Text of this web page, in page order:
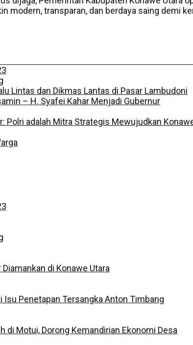
modern, transparan, dan berdaya saing demi
Lintas dan Dikmas Lantas di Pasar Lambudoni
– H. Syafei Kahar Menjadi Gubernur
Polri adalah Mitra Strategis Mewujudkan
di Konawe Utara
Isu Penetapan Tersangka Anton Timbang
di Motui, Dorong Kemandirian Ekonomi Desa